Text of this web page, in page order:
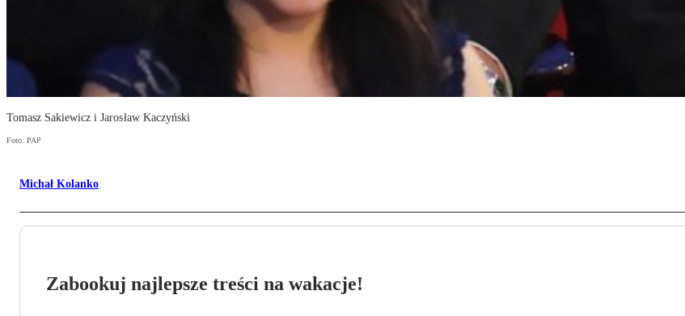
Tomasz Sakiewicz i Jarosław Kaczyński
Foto: PAP
Michał Kolanko
Zabookuj najlepsze treści na wakacje!